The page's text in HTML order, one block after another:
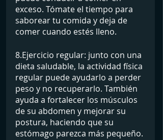
exceso. Tómate el tiempo para
saborear tu comida y deja de
comer cuando estés lleno.
8.Ejercicio regular: junto con una
dieta saludable, la actividad física
regular puede ayudarlo a perder
peso y no recuperarlo. También
ayuda a fortalecer los músculos
de su abdomen y mejorar su
postura, haciendo que su
estómago parezca más pequeño.